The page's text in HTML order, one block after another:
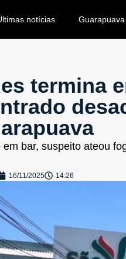
notícias Guarapuava
termina
bar, suspeito ateou
16/11/2025 14:26